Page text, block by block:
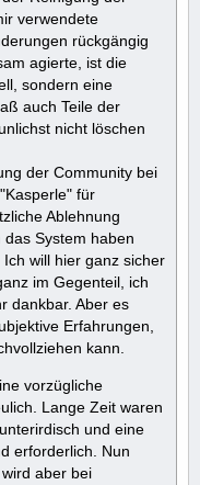
verwendete
rückgängig
agierte, ist die
sondern eine
auch Teile der
nicht löschen
der Community bei
für
Ablehnung
System haben
will hier ganz sicher
im Gegenteil, ich
dankbar. Aber es
Erfahrungen,
kann.
vorzügliche
Lange Zeit waren
und eine
erforderlich. Nun
aber bei